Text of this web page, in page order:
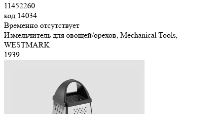
11452260
код 14034
Временно отсутствует
Измельчитель для овощей/орехов, Mechanical Tools,
WESTMARK
1939